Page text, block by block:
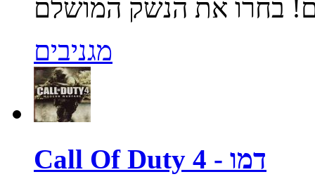
מגניבים
Call Of Duty 4 - דמו